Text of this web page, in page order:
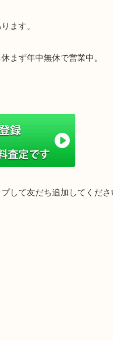
います。
、お一人様でも安心して
ります。
休まず年中無休で営業中